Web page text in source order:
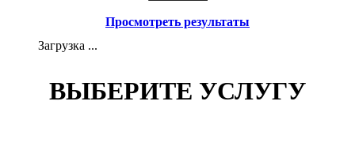
Просмотреть результаты
Загрузка ...
ВЫБЕРИТЕ УСЛУГУ